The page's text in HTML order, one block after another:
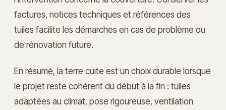
factures, notices techniques et références des
tuiles facilite les démarches en cas de problème ou
de rénovation future.
En résumé, la terre cuite est un choix durable lorsque
le projet reste cohérent du début à la fin : tuiles
adaptées au climat, pose rigoureuse, ventilation